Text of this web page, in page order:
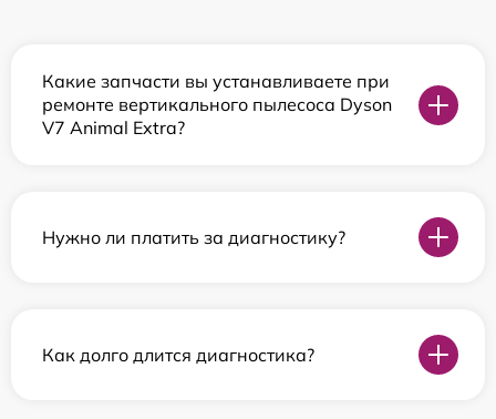
Какие запчасти вы устанавливаете при
ремонте вертикального пылесоса Dyson
V7 Animal Extra?
Нужно ли платить за диагностику?
Как долго длится диагностика?